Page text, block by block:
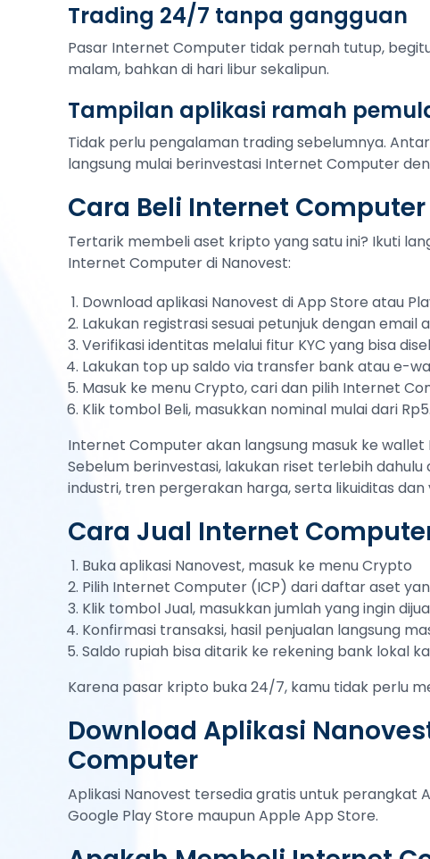
Trading 24/7 tanpa gangguan
Pasar Internet Computer tidak pernah tutup,
malam, bahkan di hari libur sekalipun.
Tampilan aplikasi ramah
Tidak perlu pengalaman trading sebelumnya.
langsung mulai berinvestasi Internet Computer
Cara Beli Internet
Tertarik membeli aset kripto yang satu ini? Ikuti
Internet Computer di Nanovest:
Download aplikasi Nanovest di App Store atau
Lakukan registrasi sesuai petunjuk dengan email
Verifikasi identitas melalui fitur KYC yang bisa
Lakukan top up saldo via transfer bank atau e-
Masuk ke menu Crypto, cari dan pilih Internet
Klik tombol Beli, masukkan nominal mulai dari
Internet Computer akan langsung masuk ke
Sebelum berinvestasi, lakukan riset terlebih
industri, tren pergerakan harga, serta likuiditas
Cara Jual Internet
Buka aplikasi Nanovest, masuk ke menu Crypto
Pilih Internet Computer (ICP) dari daftar aset
Klik tombol Jual, masukkan jumlah yang ingin
Konfirmasi transaksi, hasil penjualan langsung
Saldo rupiah bisa ditarik ke rekening bank lokal
Karena pasar kripto buka 24/7, kamu tidak perlu
Download Aplikasi
Computer
Aplikasi Nanovest tersedia gratis untuk perangkat
Google Play Store maupun Apple App Store.